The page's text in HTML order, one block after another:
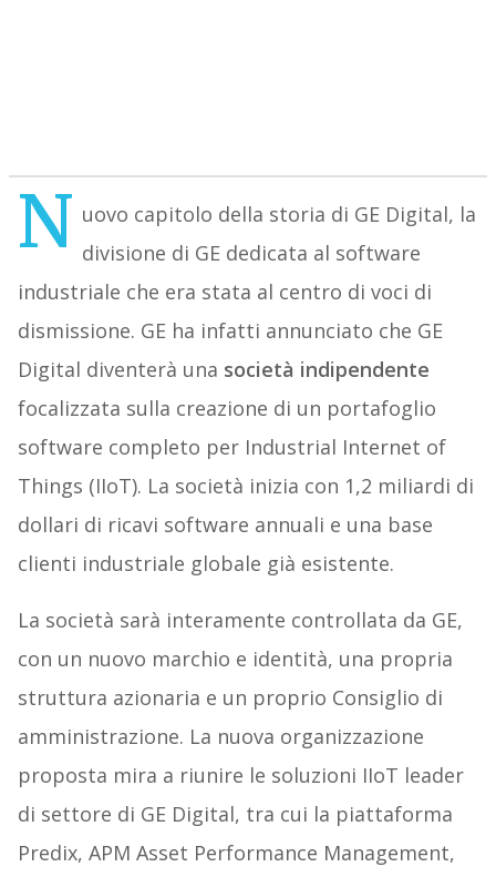
N uovo capitolo della storia di GE Digital, la
divisione di GE dedicata al software
industriale che era stata al centro di voci di
dismissione. GE ha infatti annunciato che GE
Digital diventerà una società indipendente
focalizzata sulla creazione di un portafoglio
software completo per Industrial Internet of
Things (IIoT). La società inizia con 1,2 miliardi di
dollari di ricavi software annuali e una base
clienti industriale globale già esistente.
La società sarà interamente controllata da GE,
con un nuovo marchio e identità, una propria
struttura azionaria e un proprio Consiglio di
amministrazione. La nuova organizzazione
proposta mira a riunire le soluzioni IIoT leader
di settore di GE Digital, tra cui la piattaforma
Predix, APM Asset Performance Management,